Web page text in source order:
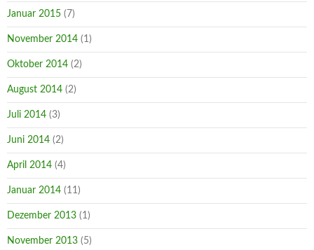
Januar 2015 (7)
November 2014 (1)
Oktober 2014 (2)
August 2014 (2)
Juli 2014 (3)
Juni 2014 (2)
April 2014 (4)
Januar 2014 (11)
Dezember 2013 (1)
November 2013 (5)